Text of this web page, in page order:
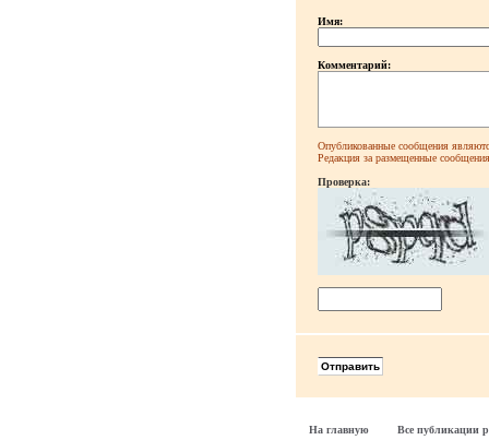
Имя:
Комментарий:
Опубликованные сообщения
Редакция за размещенные сообщения
Проверка:
На главную Все публикации